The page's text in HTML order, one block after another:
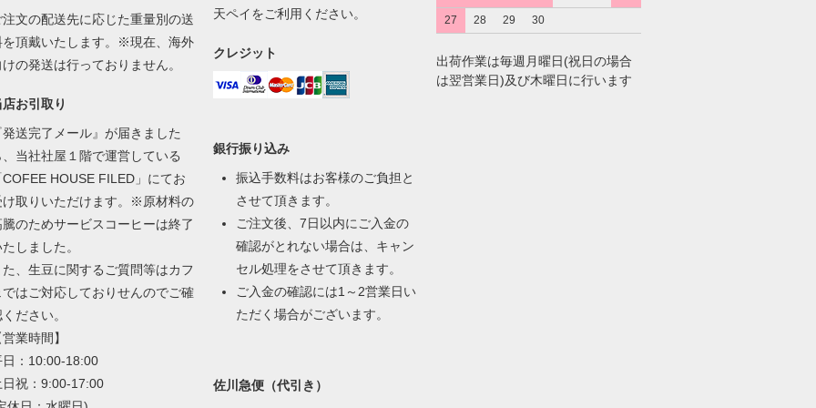
注文の配送先に応じた重量別の送
を頂戴いたします。※現在、海外
の発送は行っておりません。
お引取り
発送完了メール』が届きました
、当社社屋１階で運営している
COFEE HOUSE FILED」にてお
け取りいただけます。※原材料の
騰のためサービスコーヒーは終了
しました。
た、生豆に関するご質問等はカフ
ではご対応しておりせんのでご確
ださい。
業時間】
日：10:00-18:00
日祝：9:00-17:00
天ペイをご利用ください。
クレジット
銀行振り込み
振込手数料はお客様のご負担と
させて頂きます。
ご注文後、7日以内にご入金の
確認がとれない場合は、キャン
セル処理をさせて頂きます。
ご入金の確認には1～2営業日い
ただく場合がございます。
佐川急便（代引き）
27
28 29 30
出荷作業は毎週月曜日(祝日の場合
は翌営業日)及び木曜日に行います